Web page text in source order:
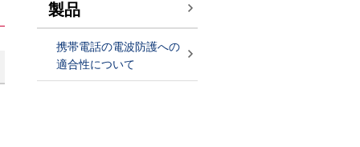
製品
携帯電話の電波防護への
適合性について